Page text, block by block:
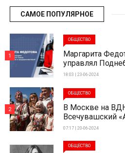
САМОЕ ПОПУЛЯРНОЕ
ОБЩЕСТВО
Маргарита
управлял
18:03 | 23-06-2024
1
ОБЩЕСТВО
В Москве на
Всечувашский
07:17 | 20-06-2024
2
ОБЩЕСТВО